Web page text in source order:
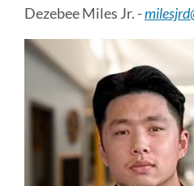
Dezebee Miles Jr. -